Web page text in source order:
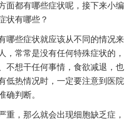
面都有哪些症状呢，接下来小编
状有哪些？
哪些症状就应该从不同的情况来
，常常是没有任何特殊症状的，
不想干任何事情，食欲减退，也
低热情况时，一定要注意到医院
确判断。
重，那么就会出现细胞缺乏症，